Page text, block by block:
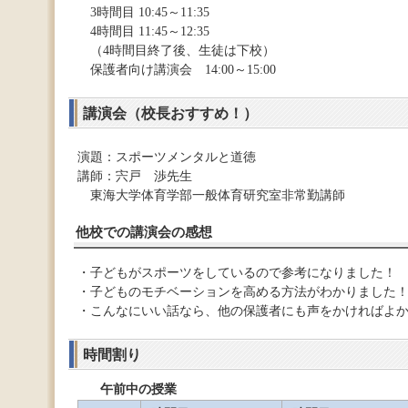
3時間目 10:45～11:35
4時間目 11:45～12:35
（4時間目終了後、生徒は下校）
保護者向け講演会 14:00～15:00
講演会（校長おすすめ！）
演題：スポーツメンタルと道徳
講師：宍戸 渉先生
東海大学体育学部一般体育研究室非常勤講師
他校での講演会の感想
・子どもがスポーツをしているので参考になりました！
・子どものモチベーションを高める方法がわかりました！
・こんなにいい話なら、他の保護者にも声をかければよか
時間割り
午前中の授業